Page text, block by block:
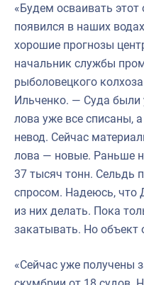
«Будем осваивать
появился в наших
хорошие прогнозы
начальник службы
рыболовецкого
Ильченко. — Суда были
лова уже все списаны,
невод. Сейчас
лова — новые. Раньше
37 тысяч тонн. Сельдь
спросом. Надеюсь,
из них делать. Пока
закатывать. Но объект
«Сейчас уже получены